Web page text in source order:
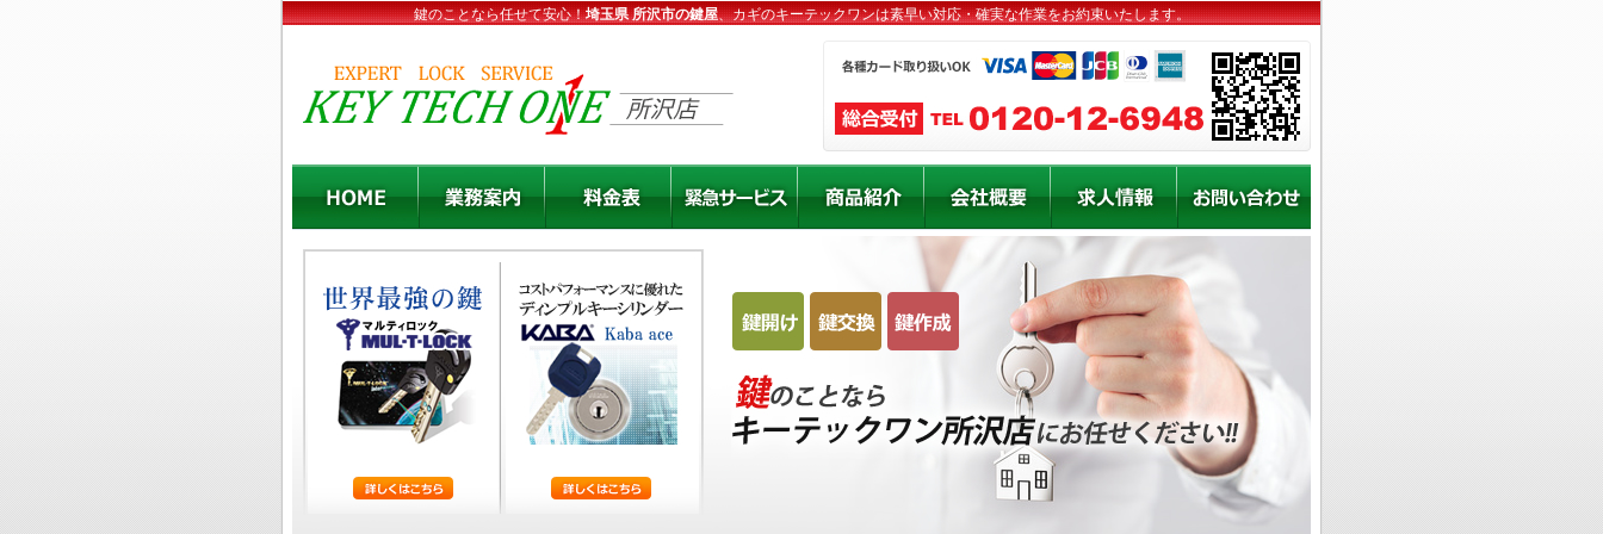
鍵のことなら任せて安心！埼玉県 所沢市の鍵屋、カギのキーテックワンは素早い対応・確実な作業をお約束いたします。